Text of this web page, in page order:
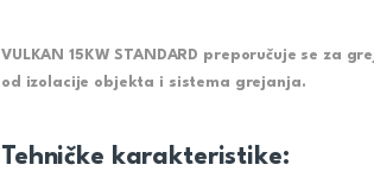
VULKAN 15KW STANDARD preporučuje se za
od izolacije objekta i sistema grejanja.
Tehničke karakteristike: